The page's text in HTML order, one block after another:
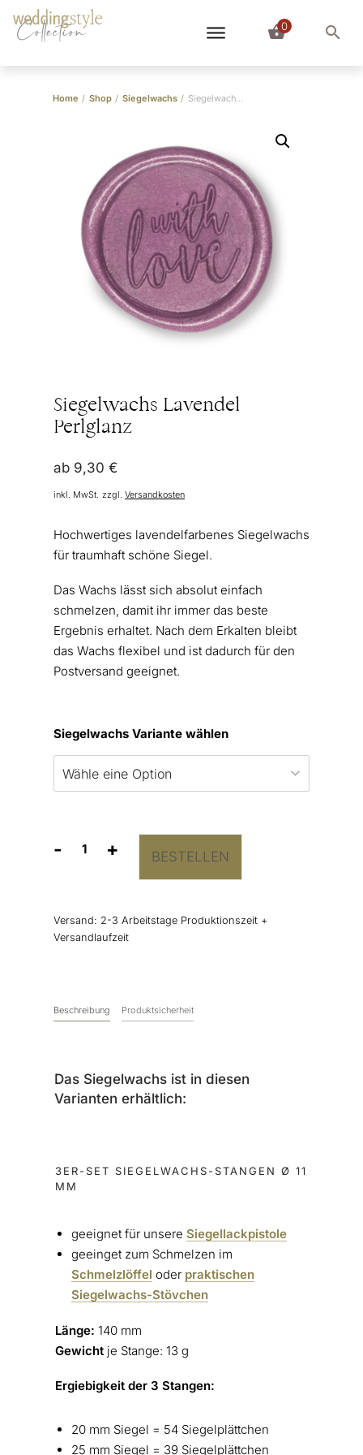
Collection 0
Home / Shop / Siegelwachs / Siegelwachs Lavendel Perlglanz
Siegelwachs Lavendel
Perlglanz
ab 9,30 €
inkl. MwSt. zzgl. Versandkosten
Hochwertiges lavendelfarbenes Siegelwachs
für traumhaft schöne Siegel.
Das Wachs lässt sich absolut einfach
schmelzen, damit ihr immer das beste
Ergebnis erhaltet. Nach dem Erkalten bleibt
das Wachs flexibel und ist dadurch für den
Postversand geeignet.
Siegelwachs Variante wählen
-
Siegelwachs
+ BESTELLEN
Versand: 2-3 Arbeitstage Produktionszeit +
Versandlaufzeit
Beschreibung Produktsicherheit
Das Siegelwachs ist in diesen
Varianten erhältlich:
3ER-SET SIEGELWACHS-STANGEN Ø 11
MM
geeignet für unsere Siegellackpistole
geeinget zum Schmelzen im
Schmelzlöffel oder praktischen
Siegelwachs-Stövchen
Länge: 140 mm
Gewichtje Stange: 13 g
Ergiebigkeit der 3 Stangen:
20 mm Siegel = 54 Siegelplättchen
25 mm Siegel = 39 Siegelplättchen